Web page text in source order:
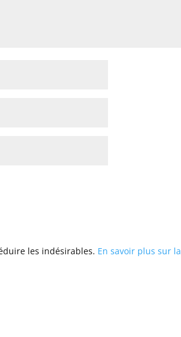
les indésirables. En savoir plus sur